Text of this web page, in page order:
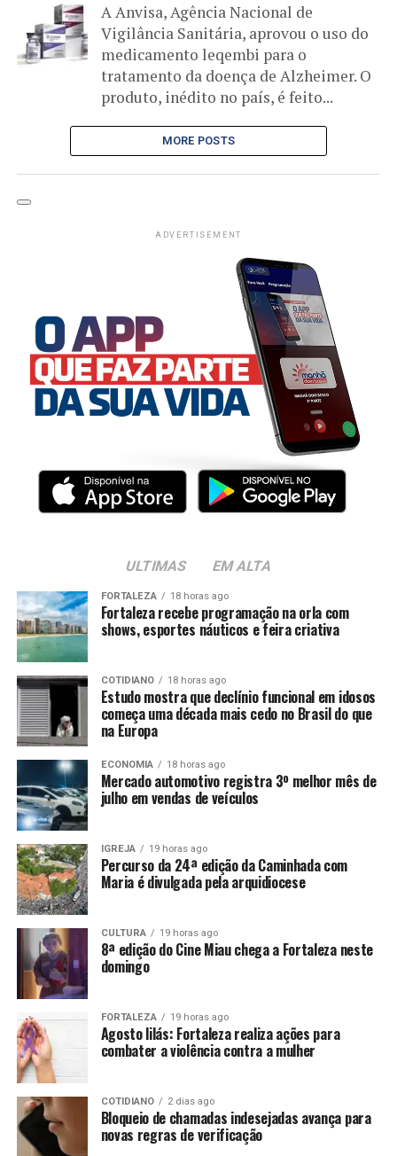
A Anvisa, Agência Nacional de
Vigilância Sanitária, aprovou o uso do
medicamento leqembi para o
tratamento da doença de Alzheimer. O
produto, inédito no país, é feito...
MORE POSTS
ADVERTISEMENT
ULTIMAS EM ALTA
FORTALEZA 18 horas ago
Fortaleza recebe programação na orla com
shows, esportes náuticos e feira criativa
COTIDIANO 18 horas ago
Estudo mostra que declínio funcional em idosos
começa uma década mais cedo no Brasil do que
na Europa
ECONOMIA 18 horas ago
Mercado automotivo registra 3º melhor mês de
julho em vendas de veículos
IGREJA 19 horas ago
Percurso da 24ª edição da Caminhada com
Maria é divulgada pela arquidiocese
CULTURA 19 horas ago
8ª edição do Cine Miau chega a Fortaleza neste
domingo
FORTALEZA 19 horas ago
Agosto lilás: Fortaleza realiza ações para
combater a violência contra a mulher
COTIDIANO 2 dias ago
Bloqueio de chamadas indesejadas avança para
novas regras de verificação